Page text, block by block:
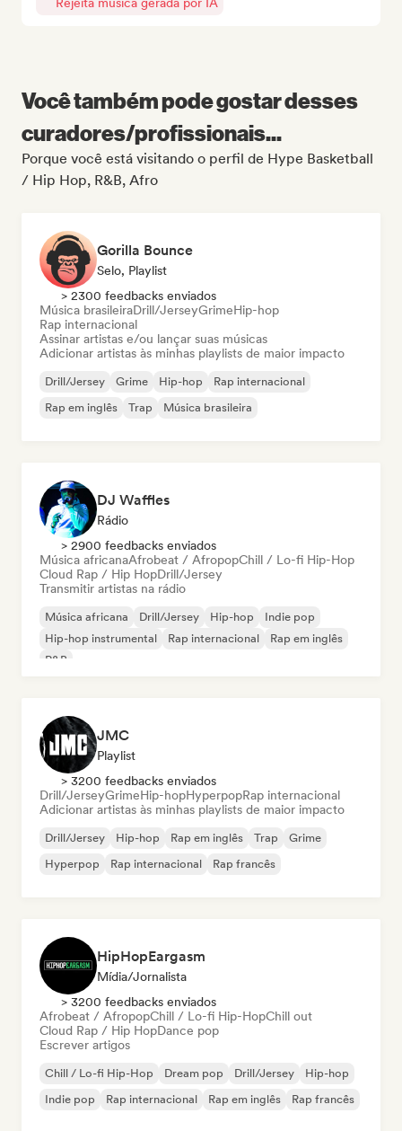
Você também pode gostar desses
curadores/profissionais...
Porque você está visitando o perfil de Hype Basketball
/ Hip Hop, R&B, Afro
Gorilla Bounce
Selo, Playlist
> 2300 feedbacks enviados
Música brasileiraDrill/JerseyGrimeHip-hop
Rap internacional
Assinar artistas e/ou lançar suas músicas
Adicionar artistas às minhas playlists de maior impacto
Drill/Jersey Grime Hip-hop
Rap internacional
Rap em inglês
Trap Música brasileira
DJ Waffles
Rádio
> 2900 feedbacks enviados
Música africanaAfrobeat / AfropopChill / Lo-fi Hip-Hop
Cloud Rap / Hip HopDrill/Jersey
Transmitir artistas na rádio
Música africana Drill/Jersey Hip-hop
Indie pop
Hip-hop instrumental
Rap internacional
Rap em inglês
R&B
JMC
Playlist
> 3200 feedbacks enviados
Drill/JerseyGrimeHip-hopHyperpopRap internacional
Adicionar artistas às minhas playlists de maior impacto
Drill/Jersey Hip-hop Rap em inglês Trap
Grime
Hyperpop
Rap internacional Rap francês
HipHopEargasm
Mídia/Jornalista
> 3200 feedbacks enviados
Afrobeat / AfropopChill / Lo-fi Hip-HopChill out
Cloud Rap / Hip HopDance pop
Escrever artigos
Chill / Lo-fi Hip-Hop Dream pop Drill/Jersey
Hip-hop
Indie pop
Rap internacional Rap em inglês Rap francês